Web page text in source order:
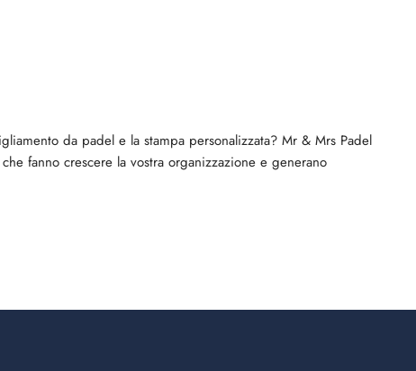
da padel e la stampa personalizzata? Mr & Mrs Padel
fanno crescere la vostra organizzazione e generano